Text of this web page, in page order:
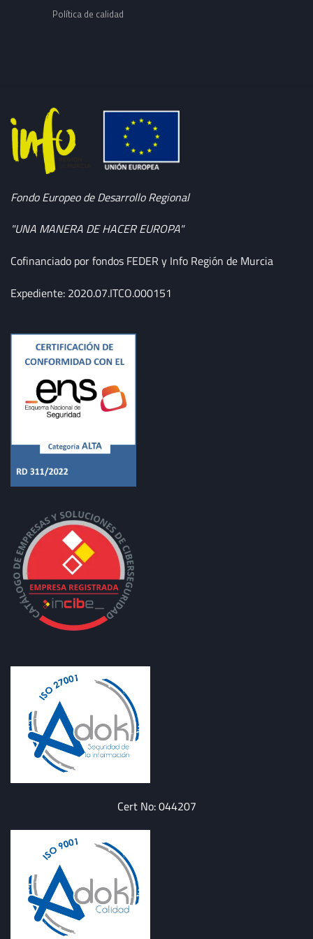
Política de calidad
Fondo Europeo de Desarrollo Regional
"UNA MANERA DE HACER EUROPA"
Cofinanciado por fondos FEDER y Info Región de Murcia
Expediente: 2020.07.ITCO.000151
Cert No: 044207